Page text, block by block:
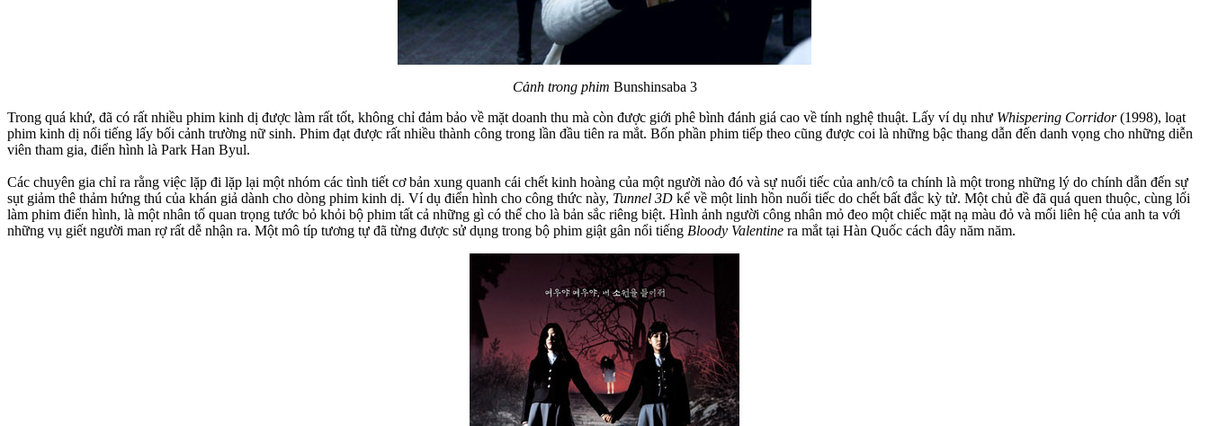
Cảnh trong phim Bunshinsaba 3
Trong quá khứ, đã có rất nhiều phim kinh dị được làm rất tốt, không chỉ đảm bảo về mặt doanh thu mà còn được giới phê bình đánh giá cao về tính nghệ thuật. Lấy ví dụ như Whispering Corridor(1998), loạt
phim kinh dị nổi tiếng lấy bối cảnh trường nữ sinh. Phim đạt được rất nhiều thành công trong lần đầu tiên ra mắt. Bốn phần phim tiếp theo cũng được coi là những bậc thang dẫn đến danh vọng cho những diễn
viên tham gia, điển hình là Park Han Byul.
Các chuyên gia chỉ ra rằng việc lặp đi lặp lại một nhóm các tình tiết cơ bản xung quanh cái chết kinh hoàng của một người nào đó và sự nuối tiếc của anh/cô ta chính là một trong những lý do chính dẫn đến sự
sụt giảm thê thảm hứng thú của khán giả dành cho dòng phim kinh dị. Ví dụ điển hình cho công thức này, Tunnel 3D kể về một linh hồn nuối tiếc do chết bất đắc kỳ tử. Một chủ đề đã quá quen thuộc, cùng lối
làm phim điển hình, là một nhân tố quan trọng tước bỏ khỏi bộ phim tất cả những gì có thể cho là bản sắc riêng biệt. Hình ảnh người công nhân mỏ đeo một chiếc mặt nạ màu đỏ và mối liên hệ của anh ta với
những vụ giết người man rợ rất dễ nhận ra. Một mô típ tương tự đã từng được sử dụng trong bộ phim giật gân nổi tiếng Bloody Valentine ra mắt tại Hàn Quốc cách đây năm năm.